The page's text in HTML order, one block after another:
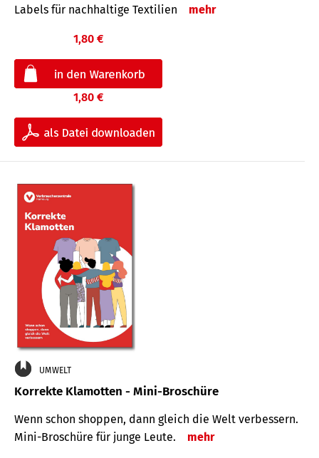
Labels für nachhaltige Textilien
mehr
1,80 €
1,80 €
UMWELT
Korrekte Klamotten - Mini-Broschüre
Wenn schon shoppen, dann gleich die Welt verbessern.
Mini-Broschüre für junge Leute.
mehr